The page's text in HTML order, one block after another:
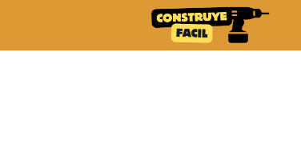
content